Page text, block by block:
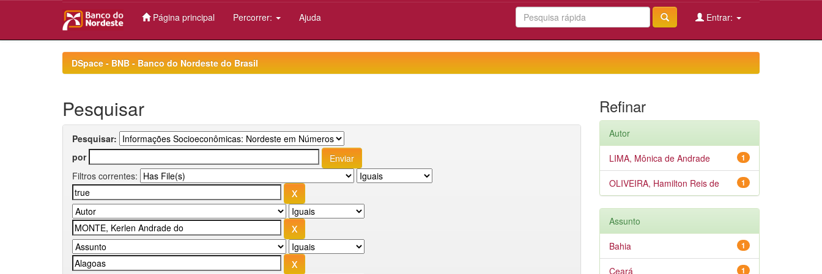
Página principal Percorrer: Ajuda Entrar:
DSpace - BNB - Banco do Nordeste do Brasil
Pesquisar
Pesquisar:
por
Filtros correntes:
Refinar
Autor
1
LIMA, Mônica de Andrade
1
OLIVEIRA, Hamilton Reis de
Assunto
1
Bahia
1
Ceará